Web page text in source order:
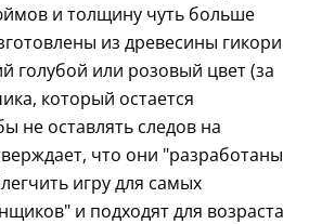
и толщину чуть больше
из древесины гикори
голубой или розовый цвет (за
который остается
не оставлять следов на
что они "разработаны
игру для самых
и подходят для возраста